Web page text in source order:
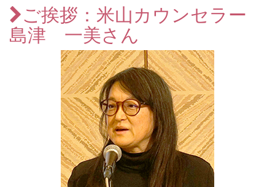
ご挨拶：米山カウンセラー
島津 一美さん